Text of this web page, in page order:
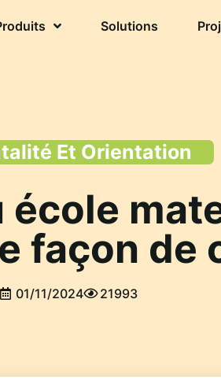
Solutions
Et Orientation
école
façon de
01/11/2024 21993